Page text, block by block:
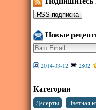
Новые
2014-03-12 2802
Категории
Десерты Цветная